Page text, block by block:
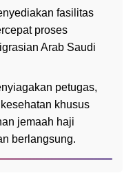
fasilitas
proses
Arab Saudi
petugas,
khusus
jemaah haji
berlangsung.